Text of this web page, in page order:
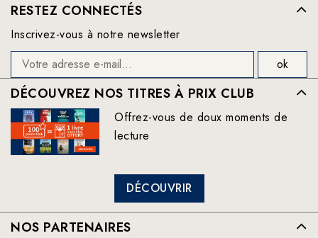
RESTEZ CONNECTÉS
Inscrivez-vous à notre newsletter
DÉCOUVREZ NOS TITRES À PRIX CLUB
Offrez-vous de doux moments de
lecture
DÉCOUVRIR
NOS PARTENAIRES